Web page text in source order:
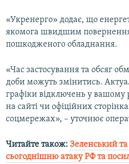
«Укренерго» додає, що
якомога швидшим
пошкодженого обладнання.
«Час застосування та обсяг
доби можуть змінитись.
графіки відключень у вашому
на сайті чи офіційних
соцмережах», – уточнює
Читайте також: Зеленський
сьогоднішню атаку РФ та